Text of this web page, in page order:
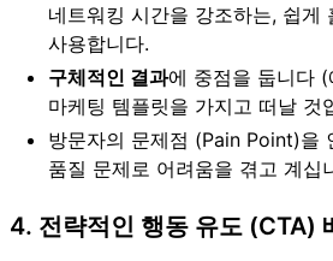
네트워킹 시간을 강조하는, 쉽게
사용합니다.
구체적인 결과에 중점을 둡니다
마케팅 템플릿을 가지고 떠날 것
방문자의 문제점 (Pain Point)을
품질 문제로 어려움을 겪고 계십
4. 전략적인 행동 유도 (CTA)